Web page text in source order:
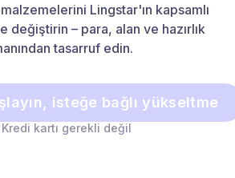
Lingstar'ın kapsamlı
değiştirin – para, alan ve hazırlık
tasarruf edin.
isteğe bağlı yükseltme
Kredi kartı gerekli değil